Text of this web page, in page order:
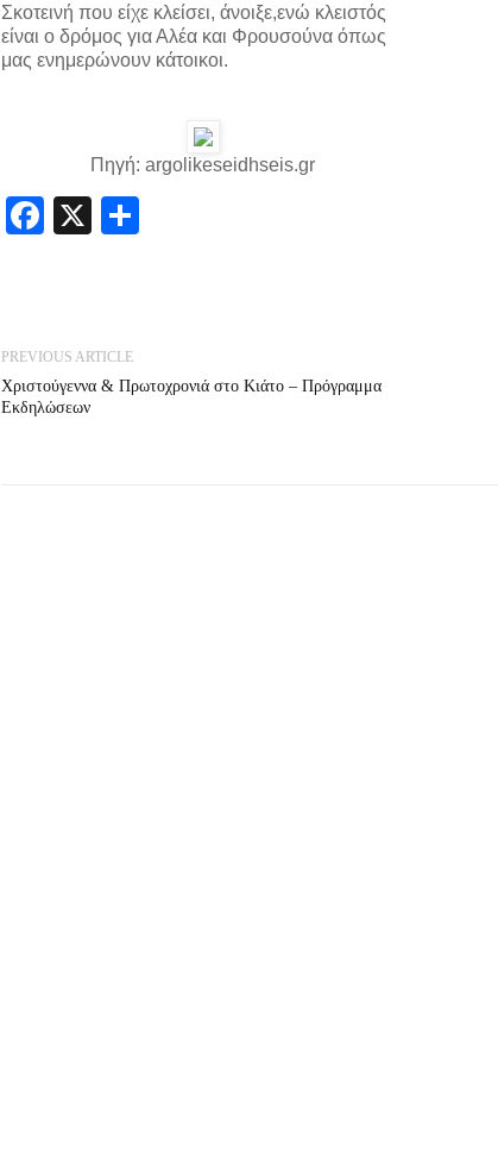
Σκοτεινή που είχε κλείσει, άνοιξε,ενώ κλειστός
είναι ο δρόμος για Αλέα και Φρουσούνα όπως
μας ενημερώνουν κάτοικοι.
Πηγή: argolikeseidhseis.gr
Facebook
X Share
PREVIOUS ARTICLE
Χριστούγεννα & Πρωτοχρονιά στο Κιάτο – Πρόγραμμα
Εκδηλώσεων